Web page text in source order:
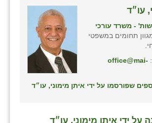
עו״ד
- משרד עורכי
תחומים במשפטי
office@mai-
שפורסמו על ידי איתן מימוני, עו״ד
על ידי איתן מימוני, עו״ד